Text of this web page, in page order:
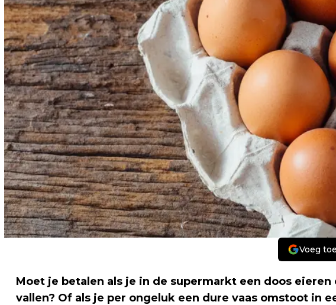
Voeg
Moet je betalen als je in de supermarkt een doos
vallen? Of als je per ongeluk een dure vaas omstoot in